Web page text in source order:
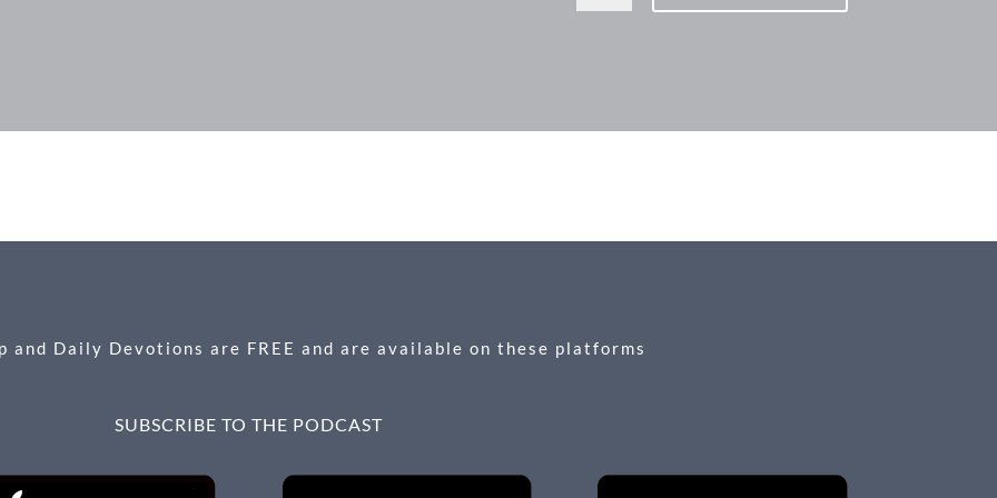
and Daily Devotions are FREE and are available on these platforms
SUBSCRIBE TO THE PODCAST